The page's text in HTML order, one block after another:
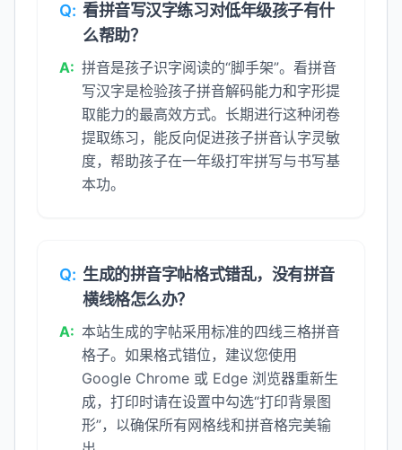
Q: 看拼音写汉字练习对低年级孩子有什
么帮助？
A: 拼音是孩子识字阅读的“脚手架”。看拼音
写汉字是检验孩子拼音解码能力和字形提
取能力的最高效方式。长期进行这种闭卷
提取练习，能反向促进孩子拼音认字灵敏
度，帮助孩子在一年级打牢拼写与书写基
本功。
Q: 生成的拼音字帖格式错乱，没有拼音
横线格怎么办？
A: 本站生成的字帖采用标准的四线三格拼音
格子。如果格式错位，建议您使用
Google Chrome 或 Edge 浏览器重新生
成，打印时请在设置中勾选“打印背景图
形”，以确保所有网格线和拼音格完美输